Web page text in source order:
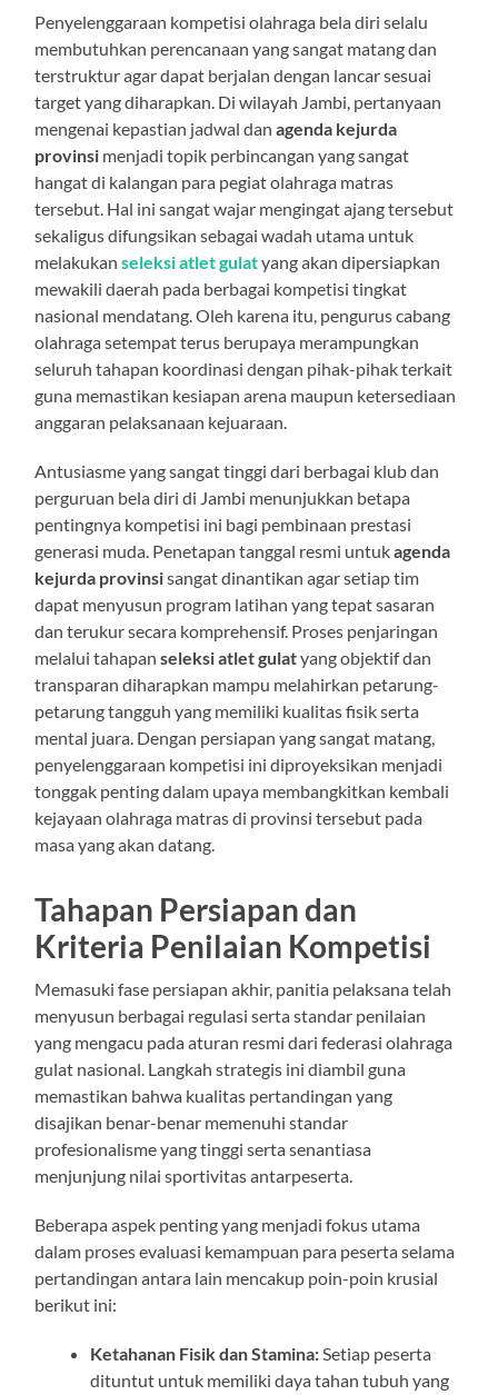
Penyelenggaraan kompetisi olahraga bela diri selalu
membutuhkan perencanaan yang sangat matang dan
terstruktur agar dapat berjalan dengan lancar sesuai
target yang diharapkan. Di wilayah Jambi, pertanyaan
mengenai kepastian jadwal danagenda kejurda
provinsi menjadi topik perbincangan yang sangat
hangat di kalangan para pegiat olahraga matras
tersebut. Hal ini sangat wajar mengingat ajang tersebut
sekaligus difungsikan sebagai wadah utama untuk
melakukanseleksi atlet gulatyang akan dipersiapkan
mewakili daerah pada berbagai kompetisi tingkat
nasional mendatang. Oleh karena itu, pengurus cabang
olahraga setempat terus berupaya merampungkan
seluruh tahapan koordinasi dengan pihak-pihak terkait
guna memastikan kesiapan arena maupun ketersediaan
anggaran pelaksanaan kejuaraan.
Antusiasme yang sangat tinggi dari berbagai klub dan
perguruan bela diri di Jambi menunjukkan betapa
pentingnya kompetisi ini bagi pembinaan prestasi
generasi muda. Penetapan tanggal resmi untukagenda
kejurda provinsisangat dinantikan agar setiap tim
dapat menyusun program latihan yang tepat sasaran
dan terukur secara komprehensif. Proses penjaringan
melalui tahapanseleksi atlet gulatyang objektif dan
transparan diharapkan mampu melahirkan petarung-
petarung tangguh yang memiliki kualitas fisik serta
mental juara. Dengan persiapan yang sangat matang,
penyelenggaraan kompetisi ini diproyeksikan menjadi
tonggak penting dalam upaya membangkitkan kembali
kejayaan olahraga matras di provinsi tersebut pada
masa yang akan datang.
Tahapan Persiapan dan
Kriteria Penilaian Kompetisi
Memasuki fase persiapan akhir, panitia pelaksana telah
menyusun berbagai regulasi serta standar penilaian
yang mengacu pada aturan resmi dari federasi olahraga
gulat nasional. Langkah strategis ini diambil guna
memastikan bahwa kualitas pertandingan yang
disajikan benar-benar memenuhi standar
profesionalisme yang tinggi serta senantiasa
menjunjung nilai sportivitas antarpeserta.
Beberapa aspek penting yang menjadi fokus utama
dalam proses evaluasi kemampuan para peserta selama
pertandingan antara lain mencakup poin-poin krusial
berikut ini:
Ketahanan Fisik dan Stamina:Setiap peserta
dituntut untuk memiliki daya tahan tubuh yang